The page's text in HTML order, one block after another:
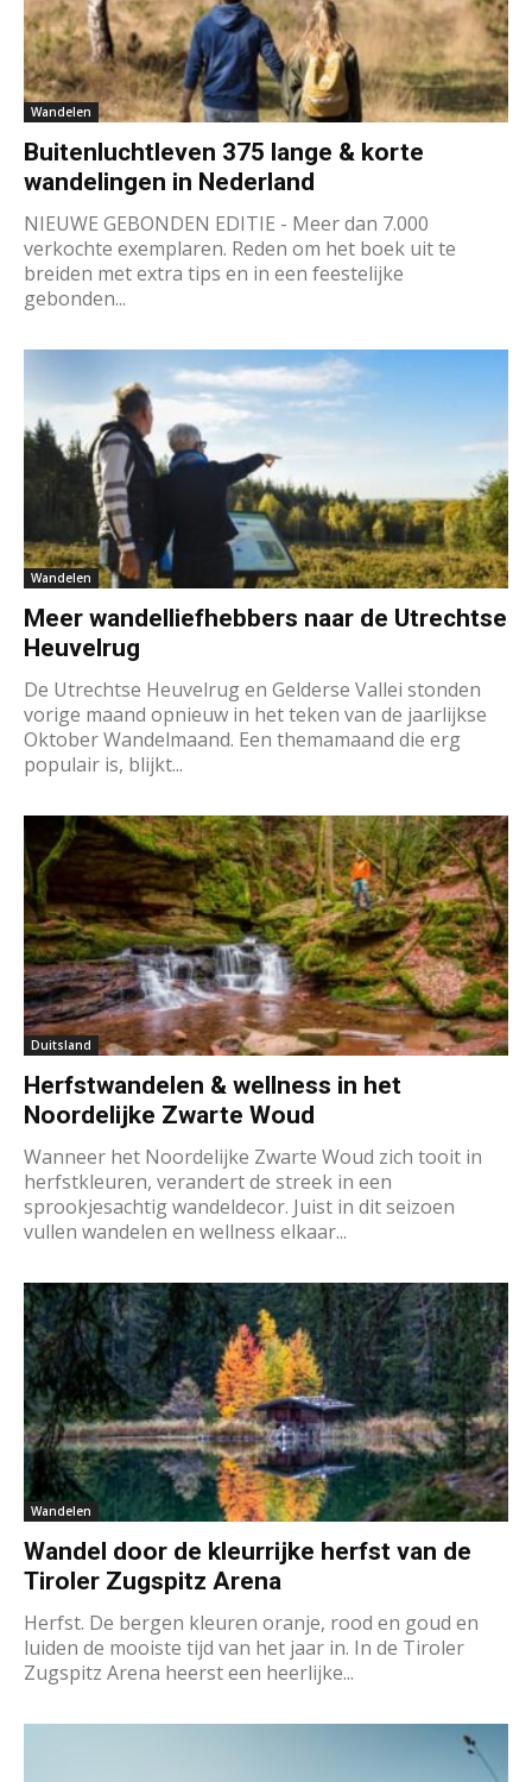
Wandelen
Buitenluchtleven 375 lange & korte
wandelingen in Nederland
NIEUWE GEBONDEN EDITIE - Meer dan 7.000
verkochte exemplaren. Reden om het boek uit te
breiden met extra tips en in een feestelijke
gebonden...
Wandelen
Meer wandelliefhebbers naar de Utrechtse
Heuvelrug
De Utrechtse Heuvelrug en Gelderse Vallei stonden
vorige maand opnieuw in het teken van de jaarlijkse
Oktober Wandelmaand. Een themamaand die erg
populair is, blijkt...
Duitsland
Herfstwandelen & wellness in het
Noordelijke Zwarte Woud
Wanneer het Noordelijke Zwarte Woud zich tooit in
herfstkleuren, verandert de streek in een
sprookjesachtig wandeldecor. Juist in dit seizoen
vullen wandelen en wellness elkaar...
Wandelen
Wandel door de kleurrijke herfst van de
Tiroler Zugspitz Arena
Herfst. De bergen kleuren oranje, rood en goud en
luiden de mooiste tijd van het jaar in. In de Tiroler
Zugspitz Arena heerst een heerlijke...